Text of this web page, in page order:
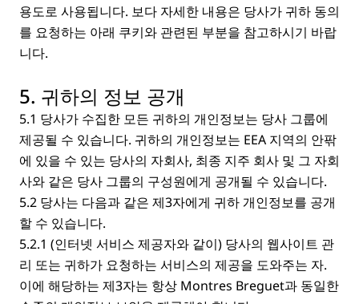
용도로 사용됩니다. 보다 자세한 내용은 당사가 귀하 동의
를 요청하는 아래 쿠키와 관련된 부분을 참고하시기 바랍
니다.
5. 귀하의 정보 공개
5.1 당사가 수집한 모든 귀하의 개인정보는 당사 그룹에
제공될 수 있습니다. 귀하의 개인정보는 EEA 지역의 안팎
에 있을 수 있는 당사의 자회사, 최종 지주 회사 및 그 자회
사와 같은 당사 그룹의 구성원에게 공개될 수 있습니다.
5.2 당사는 다음과 같은 제3자에게 귀하 개인정보를 공개
할 수 있습니다.
5.2.1 (인터넷 서비스 제공자와 같이) 당사의 웹사이트 관
리 또는 귀하가 요청하는 서비스의 제공을 도와주는 자.
이에 해당하는 제3자는 항상 Montres Breguet과 동일한